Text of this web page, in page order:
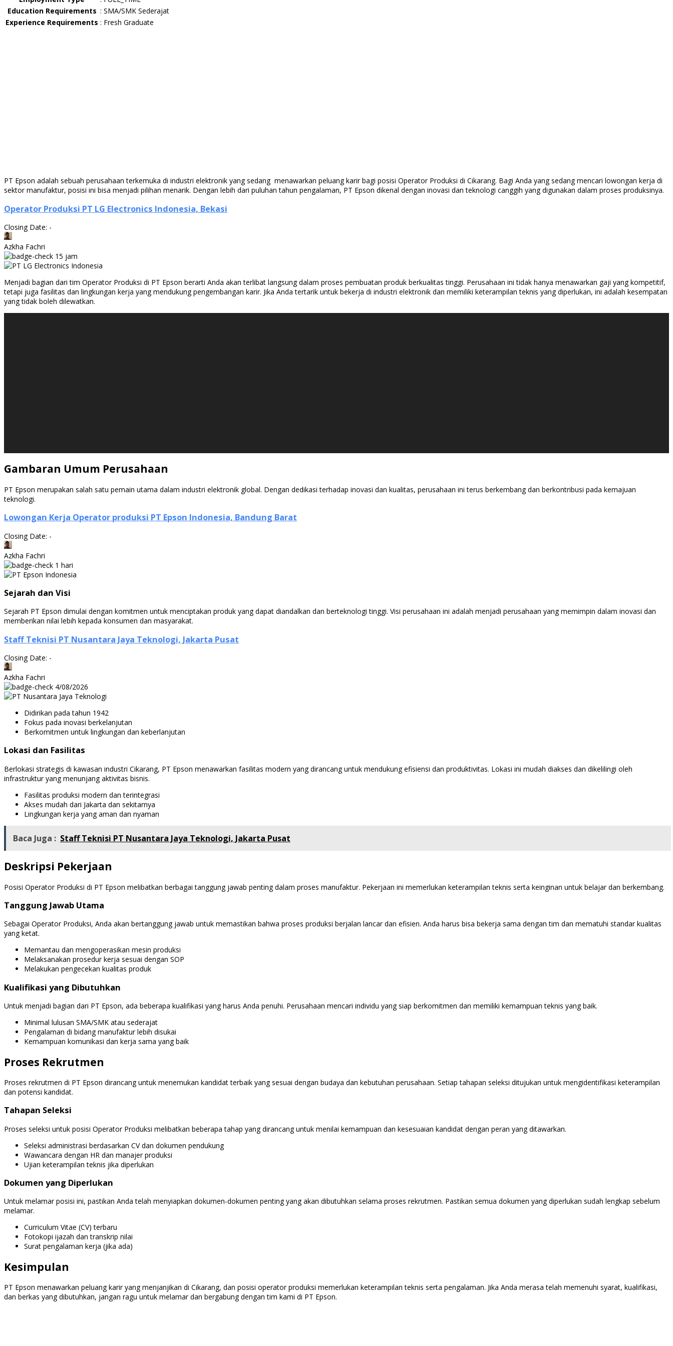
Education Requirements : SMA/SMK Sederajat
Experience Requirements : Fresh Graduate
PT Epson adalah sebuah perusahaan terkemuka di industri elektronik yang sedang menawarkan peluang karir bagi posisi Operator Produksi di Cikarang. Bagi Anda yang sedang mencari lowongan kerja di
sektor manufaktur, posisi ini bisa menjadi pilihan menarik. Dengan lebih dari puluhan tahun pengalaman, PT Epson dikenal dengan inovasi dan teknologi canggih yang digunakan dalam proses produksinya.
Operator Produksi PT LG Electronics Indonesia, Bekasi
Closing Date: -
Azkha Fachri
15 jam
Menjadi bagian dari tim Operator Produksi di PT Epson berarti Anda akan terlibat langsung dalam proses pembuatan produk berkualitas tinggi. Perusahaan ini tidak hanya menawarkan gaji yang kompetitif,
tetapi juga fasilitas dan lingkungan kerja yang mendukung pengembangan karir. Jika Anda tertarik untuk bekerja di industri elektronik dan memiliki keterampilan teknis yang diperlukan, ini adalah kesempatan
yang tidak boleh dilewatkan.
Gambaran Umum Perusahaan
PT Epson merupakan salah satu pemain utama dalam industri elektronik global. Dengan dedikasi terhadap inovasi dan kualitas, perusahaan ini terus berkembang dan berkontribusi pada kemajuan
teknologi.
Lowongan Kerja Operator produksi PT Epson Indonesia, Bandung Barat
Closing Date: -
Azkha Fachri
1 hari
Sejarah dan Visi
Sejarah PT Epson dimulai dengan komitmen untuk menciptakan produk yang dapat diandalkan dan berteknologi tinggi. Visi perusahaan ini adalah menjadi perusahaan yang memimpin dalam inovasi dan
memberikan nilai lebih kepada konsumen dan masyarakat.
Staff Teknisi PT Nusantara Jaya Teknologi, Jakarta Pusat
Closing Date: -
Azkha Fachri
4/08/2026
Didirikan pada tahun 1942
Fokus pada inovasi berkelanjutan
Berkomitmen untuk lingkungan dan keberlanjutan
Lokasi dan Fasilitas
Berlokasi strategis di kawasan industri Cikarang, PT Epson menawarkan fasilitas modern yang dirancang untuk mendukung efisiensi dan produktivitas. Lokasi ini mudah diakses dan dikelilingi oleh
infrastruktur yang menunjang aktivitas bisnis.
Fasilitas produksi modern dan terintegrasi
Akses mudah dari Jakarta dan sekitarnya
Lingkungan kerja yang aman dan nyaman
Baca Juga : Staff Teknisi PT Nusantara Jaya Teknologi, Jakarta Pusat
Deskripsi Pekerjaan
Posisi Operator Produksi di PT Epson melibatkan berbagai tanggung jawab penting dalam proses manufaktur. Pekerjaan ini memerlukan keterampilan teknis serta keinginan untuk belajar dan berkembang.
Tanggung Jawab Utama
Sebagai Operator Produksi, Anda akan bertanggung jawab untuk memastikan bahwa proses produksi berjalan lancar dan efisien. Anda harus bisa bekerja sama dengan tim dan mematuhi standar kualitas
yang ketat.
Memantau dan mengoperasikan mesin produksi
Melaksanakan prosedur kerja sesuai dengan SOP
Melakukan pengecekan kualitas produk
Kualifikasi yang Dibutuhkan
Untuk menjadi bagian dari PT Epson, ada beberapa kualifikasi yang harus Anda penuhi. Perusahaan mencari individu yang siap berkomitmen dan memiliki kemampuan teknis yang baik.
Minimal lulusan SMA/SMK atau sederajat
Pengalaman di bidang manufaktur lebih disukai
Kemampuan komunikasi dan kerja sama yang baik
Proses Rekrutmen
Proses rekrutmen di PT Epson dirancang untuk menemukan kandidat terbaik yang sesuai dengan budaya dan kebutuhan perusahaan. Setiap tahapan seleksi ditujukan untuk mengidentifikasi keterampilan
dan potensi kandidat.
Tahapan Seleksi
Proses seleksi untuk posisi Operator Produksi melibatkan beberapa tahap yang dirancang untuk menilai kemampuan dan kesesuaian kandidat dengan peran yang ditawarkan.
Seleksi administrasi berdasarkan CV dan dokumen pendukung
Wawancara dengan HR dan manajer produksi
Ujian keterampilan teknis jika diperlukan
Dokumen yang Diperlukan
Untuk melamar posisi ini, pastikan Anda telah menyiapkan dokumen-dokumen penting yang akan dibutuhkan selama proses rekrutmen. Pastikan semua dokumen yang diperlukan sudah lengkap sebelum
melamar.
Curriculum Vitae (CV) terbaru
Fotokopi ijazah dan transkrip nilai
Surat pengalaman kerja (jika ada)
Kesimpulan
PT Epson menawarkan peluang karir yang menjanjikan di Cikarang, dan posisi operator produksi memerlukan keterampilan teknis serta pengalaman. Jika Anda merasa telah memenuhi syarat, kualifikasi,
dan berkas yang dibutuhkan, jangan ragu untuk melamar dan bergabung dengan tim kami di PT Epson.